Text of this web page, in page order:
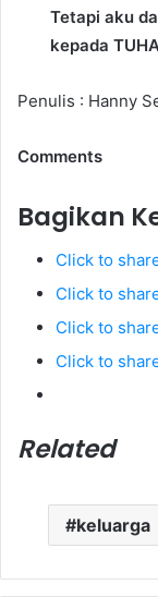
Tetapi aku
kepada
Penulis : Hanny
Comments
Bagikan
Click to
Click to
Click to
Click to
Related
keluarga